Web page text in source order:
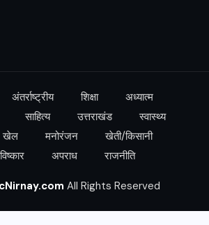
अंतर्राष्ट्रीय शिक्षा
अध्यात्म
साहित्य उत्तराखंड
स्वास्थ्य
खेल मनोरंजन
खेती/किसानी
अपराध राजनीति
All Rights Reserved